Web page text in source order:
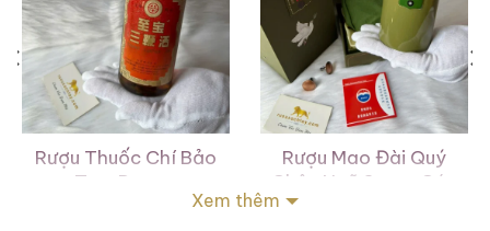
Rượu Thuốc Chí Bảo
Tam Dương
Rượu Mao Đài Quý
Châu Ngũ Sao – Cáp
Họa Hữu Nghị 2021
Xem thêm